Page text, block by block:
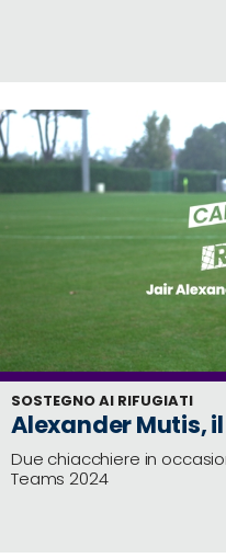
Social
media
SOSTEGNO AI RIFUGIATI
Alexander Mutis,
Due chiacchiere in
Teams 2024